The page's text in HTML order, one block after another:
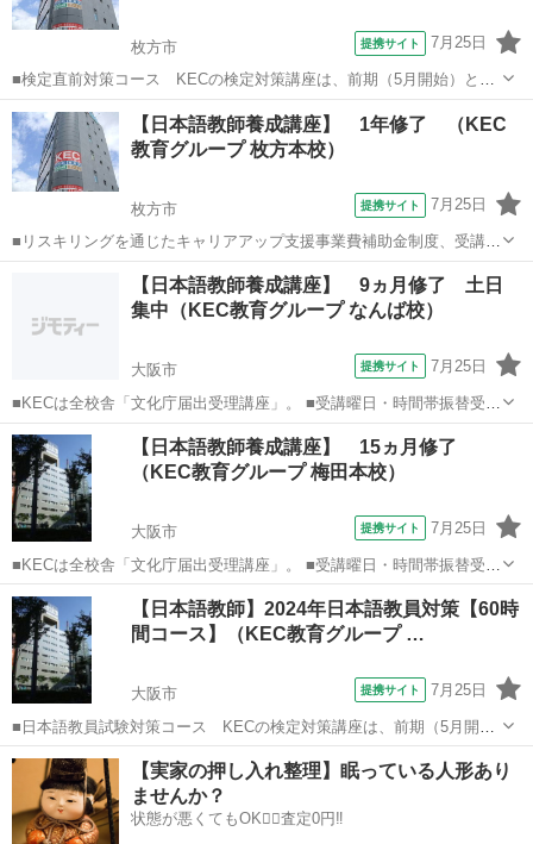
枚方市 提携サイト 7月25日
■検定直前対策コース KECの検定対策講座は、前期（5月開始）と後
期（7月開始）の2種類の時期があり、前期には、■水曜30時間コース
と■日曜30時間コースの2コース■前期60時間と後期（検定直前対策コ
ース）30時間を加えた9...
大阪 枚方市 その他
【日本語教師養成講座】 1年修了 （KEC
教育グループ 枚方本校）
枚方市 提携サイト 7月25日
■リスキリングを通じたキャリアアップ支援事業費補助金制度、受講費
用の最大70％還付（要件有、詳細はお尋ねください） ■KECは全校舎
「文化庁届出受理講座」。 ■受講曜日・時間帯振替受講、校舎間振替
受講、休学制度、動画視聴（基...
その他
【日本語教師養成講座】 9ヵ月修了 土日
集中（KEC教育グループ なんば校）
大阪市 提携サイト 7月25日
■KECは全校舎「文化庁届出受理講座」。 ■受講曜日・時間帯振替受
講、校舎間振替受講、休学制度、動画視聴（基礎理論）と資格への万
全なフォロー体制。 ■3年間無料再履修システム：入学から3年以内は
何度でも無料で再履修が可能（基...
大阪 大阪市 その他
【日本語教師養成講座】 15ヵ月修了
（KEC教育グループ 梅田本校）
大阪市 提携サイト 7月25日
■KECは全校舎「文化庁届出受理講座」。 ■受講曜日・時間帯振替受
講、校舎間振替受講、休学制度、動画視聴（基礎理論）と資格への万
全なフォロー体制。 ■3年間無料再履修システム：入学から3年以内は
何度でも無料で再履修が可能（基...
大阪 大阪市 その他
【日本語教師】2024年日本語教員対策【60時
間コース】（KEC教育グループ …
大阪市 提携サイト 7月25日
■日本語教員試験対策コース KECの検定対策講座は、前期（5月開
始）と後期（8月開始）の2種類の時期があり、前期には、■水曜30時
間コースと■日曜30時間コースの2コース■前期60時間と後期30時間を
加えた90時間コースも選...
大阪 大阪市 その他
【実家の押し入れ整理】眠っている人形あり
ませんか？
状態が悪くてもOK🙆‍♀️査定0円‼️